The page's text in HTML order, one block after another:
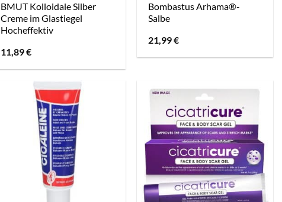
BMUT Kolloidale Silber
Creme im Glastiegel
Hocheffektiv
11,89€
Bombastus Arhama®-
Salbe
21,99€